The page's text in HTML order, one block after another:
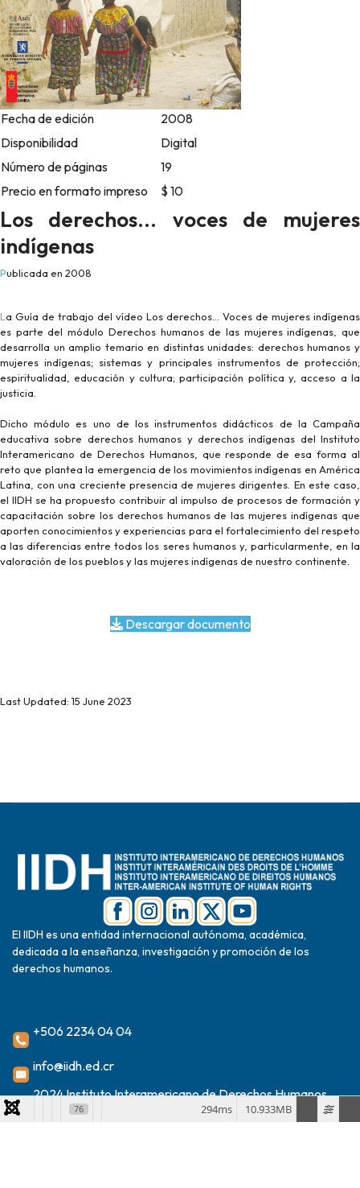
Fecha de edición
2008
Disponibilidad
Digital
Número de páginas
19
Precio en formato impreso
$ 10
Los derechos... voces de mujeres
indígenas
Publicada en 2008
La Guía de trabajo del vídeo Los derechos… Voces de mujeres indígenas
es parte del módulo Derechos humanos de las mujeres indígenas, que
desarrolla un amplio temario en distintas unidades: derechos humanos y
mujeres indígenas; sistemas y principales instrumentos de protección;
espiritualidad, educación y cultura; participación política y, acceso a la
justicia.
Dicho módulo es uno de los instrumentos didácticos de la Campaña
educativa sobre derechos humanos y derechos indígenas del Instituto
Interamericano de Derechos Humanos, que responde de esa forma al
reto que plantea la emergencia de los movimientos indígenas en América
Latina, con una creciente presencia de mujeres dirigentes. En este caso,
el IIDH se ha propuesto contribuir al impulso de procesos de formación y
capacitación sobre los derechos humanos de las mujeres indígenas que
aporten conocimientos y experiencias para el fortalecimiento del respeto
a las diferencias entre todos los seres humanos y, particularmente, en la
valoración de los pueblos y las mujeres indígenas de nuestro continente.
Descargar documento
Last Updated: 15 June 2023
El IIDH es una entidad internacional autónoma, académica,
dedicada a la enseñanza, investigación y promoción de los
derechos humanos.
+506 2234 04 04
info@iidh.ed.cr
2024 Instituto Interamericano de Derechos Humanos
76 10.933MB
294ms